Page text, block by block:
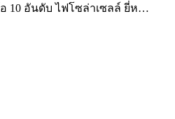
10 อันดับ ไฟโซล่าเซลล์ ยี่ห…